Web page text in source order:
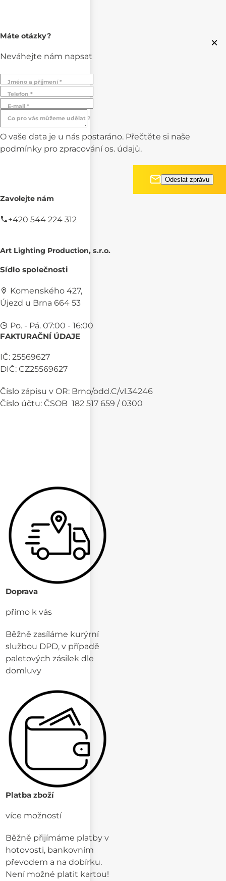
×
Máte otázky?
Neváhejte nám napsat
Jméno a příjmení *
Telefon *
E-mail *
Co pro vás můžeme udělat ?
O vaše data je u nás postaráno. Přečtěte si naše
podmínky pro zpracování os. údajů.
Zavolejte nám
+420 544 224 312
Art Lighting Production, s.r.o.
Sídlo společnosti
Komenského 427,
Újezd u Brna 664 53
Po. - Pá. 07:00 - 16:00
FAKTURAČNÍ ÚDAJE
IČ: 25569627
DIČ: CZ25569627
Číslo zápisu v OR: Brno/odd.C/vl.34246
Číslo účtu: ČSOB 182 517 659 / 0300
Doprava
přímo k vás
Běžně zasíláme kurýrní
službou DPD, v případě
paletových zásilek dle
domluvy
Platba zboží
více možností
Běžně přijímáme platby v
hotovosti, bankovním
převodem a na dobírku.
Není možné platit kartou!